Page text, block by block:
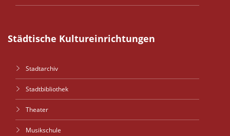
Städtische Kultureinrichtungen
Stadtarchiv
Stadtbibliothek
Theater
Musikschule